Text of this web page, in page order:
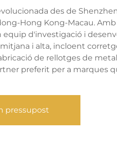
des de
Hong Kong-Macau.
d'investigació i
i alta, incloent
de rellotges de
preferit per a marques
pressupost